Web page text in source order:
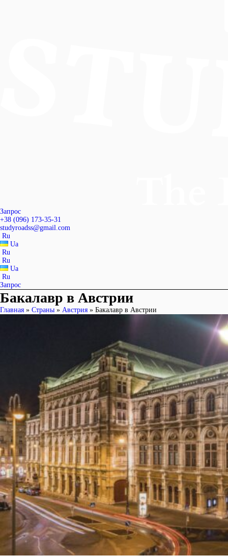
Запрос
+38 (096) 173-35-31
studyroadss@gmail.com
Ru
Ua
Ru
Ru
Ua
Ru
Запрос
Бакалавр в Австрии
Главная » Страны » Австрия » Бакалавр в Австрии